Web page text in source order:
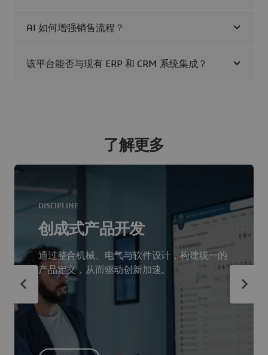
AI 如何增强销售流程？
该平台能否与现有 ERP 和 CRM 系统集成？
了解更多
DISCIPLINE
创成式产品开发
通过整合机械、电气与软件设计，构建统一的
产品定义，从而驱动创新加速。